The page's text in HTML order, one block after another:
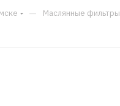
— Маслянные фильтры